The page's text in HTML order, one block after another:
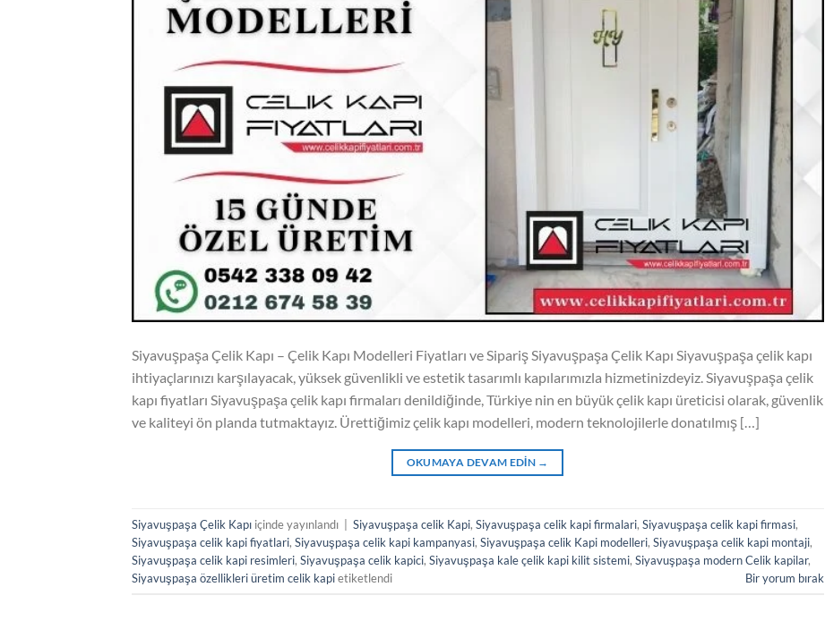
Siyavuşpaşa Çelik Kapı – Çelik Kapı Modelleri Fiyatları ve Sipariş Siyavuşpaşa Çelik Kapı Siyavuşpaşa çelik kapı
ihtiyaçlarınızı karşılayacak, yüksek güvenlikli ve estetik tasarımlı kapılarımızla hizmetinizdeyiz. Siyavuşpaşa çelik
kapı fiyatları Siyavuşpaşa çelik kapı firmaları denildiğinde, Türkiye nin en büyük çelik kapı üreticisi olarak, güvenlik
ve kaliteyi ön planda tutmaktayız. Ürettiğimiz çelik kapı modelleri, modern teknolojilerle donatılmış […]
OKUMAYA DEVAM EDIN →
Siyavuşpaşa Çelik Kapı içinde yayınlandı Siyavuşpaşa celik Kapi, Siyavuşpaşa celik kapi firmalari, Siyavuşpaşa celik kapi firmasi,
Siyavuşpaşa celik kapi fiyatlari, Siyavuşpaşa celik kapi kampanyasi, Siyavuşpaşa celik Kapi modelleri, Siyavuşpaşa celik kapi montaji,
Siyavuşpaşa celik kapi resimleri, Siyavuşpaşa celik kapici, Siyavuşpaşa kale çelik kapi kilit sistemi, Siyavuşpaşa modern Celik kapilar,
Siyavuşpaşa özellikleri üretim celik kapietiketlendi Bir yorum bırak